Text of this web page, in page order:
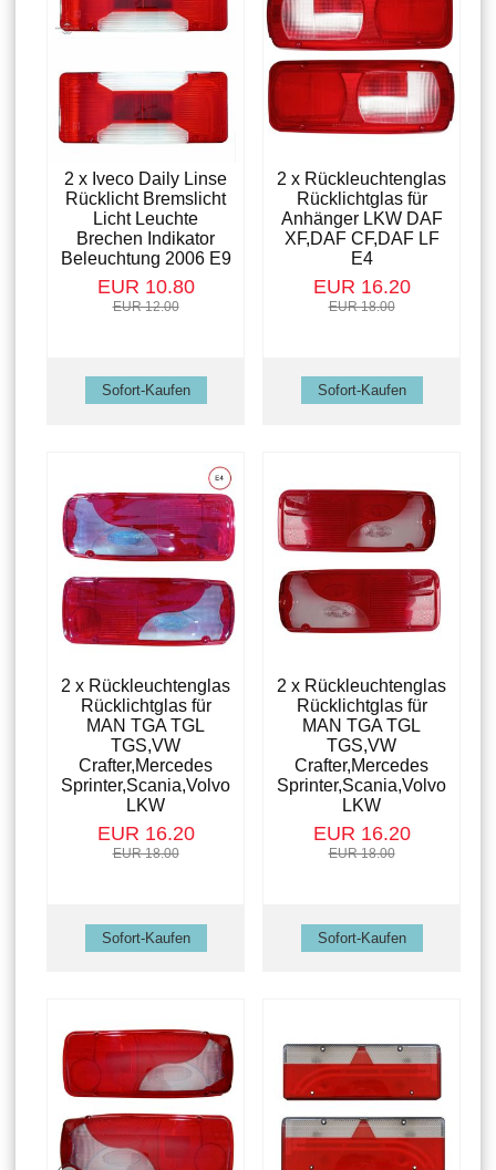
2 x Iveco Daily Linse
Rücklicht Bremslicht
Licht Leuchte
Brechen Indikator
Beleuchtung 2006 E9
EUR 10.80
EUR 12.00
2 x Rückleuchtenglas
Rücklichtglas für
Anhänger LKW DAF
XF,DAF CF,DAF LF
E4
EUR 16.20
EUR 18.00
2 x Rückleuchtenglas
Rücklichtglas für
MAN TGA TGL
TGS,VW
Crafter,Mercedes
Sprinter,Scania,Volvo
LKW
EUR 16.20
EUR 18.00
2 x Rückleuchtenglas
Rücklichtglas für
MAN TGA TGL
TGS,VW
Crafter,Mercedes
Sprinter,Scania,Volvo
LKW
EUR 16.20
EUR 18.00